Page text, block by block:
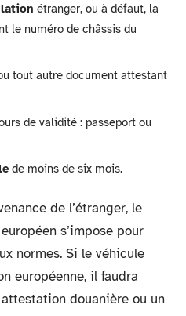
étranger, ou à défaut, la
le numéro de châssis du
tout autre document attestant
de validité : passeport ou
de moins de six mois.
de l’étranger, le
européen s’impose pour
normes. Si le véhicule
européenne, il faudra
douanière ou un